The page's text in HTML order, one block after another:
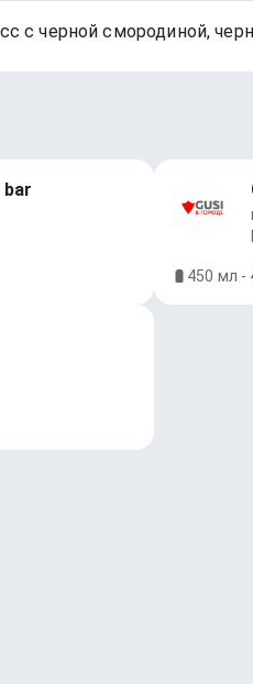
с черной смородиной,
bar
450 мл -